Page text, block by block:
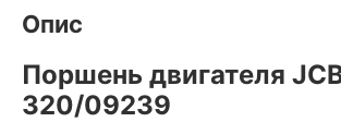
Опис
Поршень двигателя
320/09239